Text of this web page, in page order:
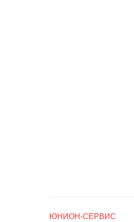
ЮНИОН-СЕРВИС